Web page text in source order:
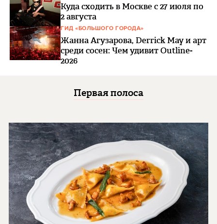
Куда сходить в Москве с 27 июля по
2 августа
ГИД «БОЛЬШОГО ГОРОДА»
Жанна Агузарова, Derrick May и арт
среди сосен: Чем удивит Outline-
2026
Первая полоса